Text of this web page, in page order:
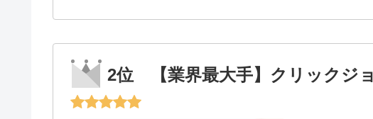
2位 【業界最大手】クリックジ